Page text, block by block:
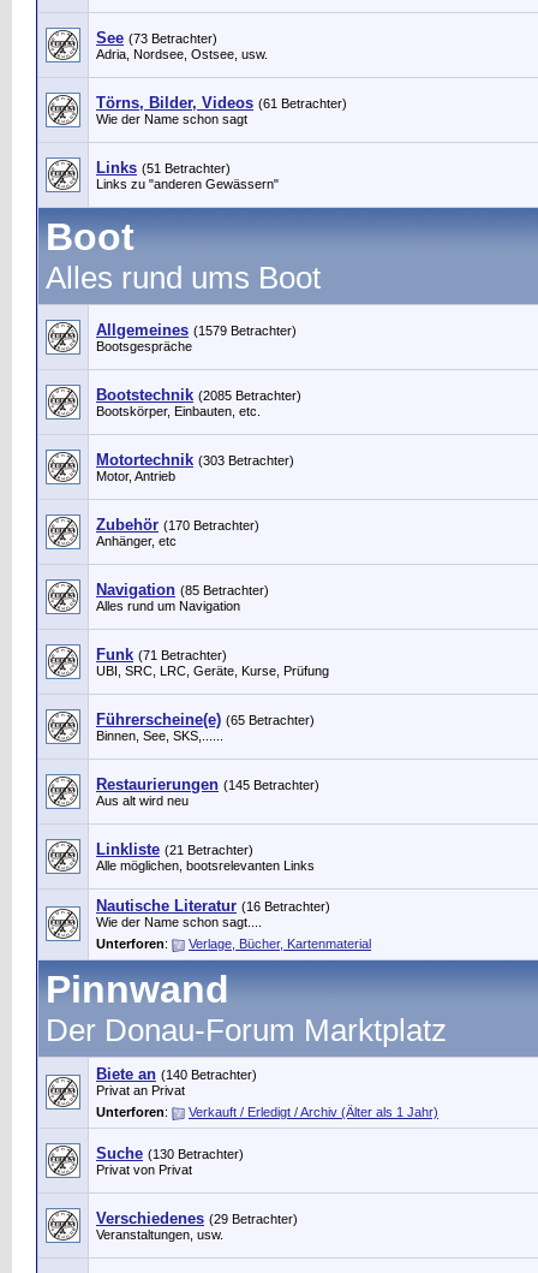
See (73 Betrachter)
Adria, Nordsee, Ostsee, usw.
Törns, Bilder, Videos (61 Betrachter)
Wie der Name schon sagt
Links (51 Betrachter)
Links zu "anderen Gewässern"
Boot
Alles rund ums Boot
Allgemeines (1579 Betrachter)
Bootsgespräche
Bootstechnik (2085 Betrachter)
Bootskörper, Einbauten, etc.
Motortechnik (303 Betrachter)
Motor, Antrieb
Zubehör (170 Betrachter)
Anhänger, etc
Navigation (85 Betrachter)
Alles rund um Navigation
Funk (71 Betrachter)
UBI, SRC, LRC, Geräte, Kurse, Prüfung
Führerscheine(e) (65 Betrachter)
Binnen, See, SKS,......
Restaurierungen (145 Betrachter)
Aus alt wird neu
Linkliste (21 Betrachter)
Alle möglichen, bootsrelevanten Links
Nautische Literatur (16 Betrachter)
Wie der Name schon sagt....
Unterforen: Verlage, Bücher, Kartenmaterial
Pinnwand
Der Donau-Forum Marktplatz
Biete an (140 Betrachter)
Privat an Privat
Unterforen: Verkauft / Erledigt / Archiv (Älter als 1 Jahr)
Suche (130 Betrachter)
Privat von Privat
Verschiedenes (29 Betrachter)
Veranstaltungen, usw.